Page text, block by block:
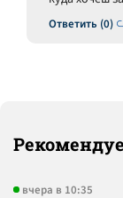
Ответить (0)
вчера в 10:35